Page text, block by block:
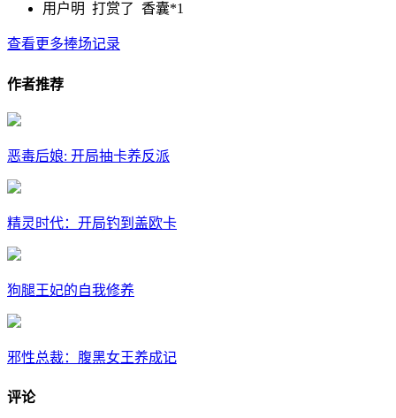
用户明 打赏了 香囊*1
查看更多捧场记录
作者推荐
恶毒后娘: 开局抽卡养反派
精灵时代：开局钓到盖欧卡
狗腿王妃的自我修养
邪性总裁：腹黑女王养成记
评论